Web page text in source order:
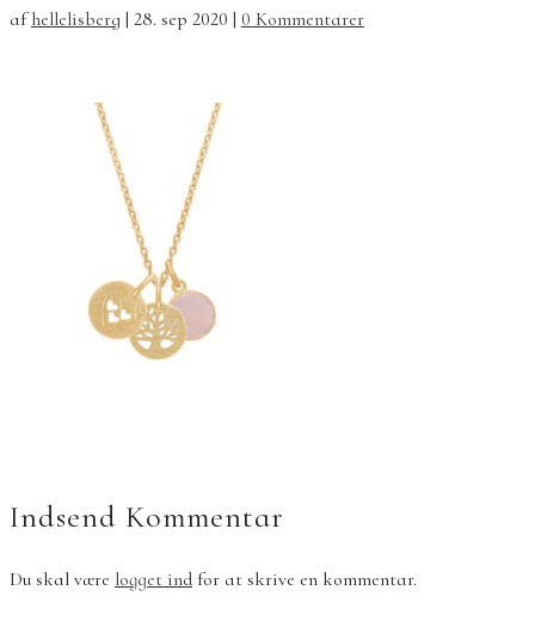
afhellelisberg | 28. sep 2020 | 0 Kommentarer
Indsend Kommentar
Du skal være logget ind for at skrive en kommentar.